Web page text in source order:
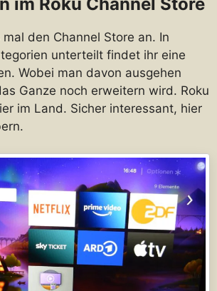
den Channel Store an. In
unterteilt findet ihr eine
Wobei man davon ausgehen
Ganze noch erweitern wird. Roku
im Land. Sicher interessant, hier